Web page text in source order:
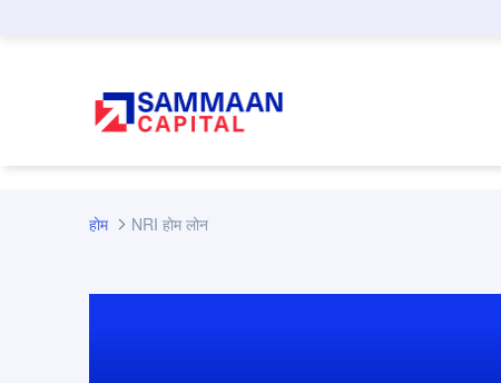
होम NRI होम लोन